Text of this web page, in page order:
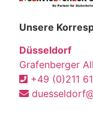
Unsere
Düsseldorf
Grafenberger
+49 (0)211